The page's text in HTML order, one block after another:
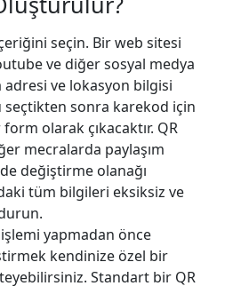
seçin. Bir web sitesi
ve diğer sosyal medya
adresi ve lokasyon bilgisi
sonra karekod için
olarak çıkacaktır. QR
mecralarda paylaşım
değiştirme olanağı
tüm bilgileri eksiksiz ve
yapmadan önce
kendinize özel bir
Standart bir QR